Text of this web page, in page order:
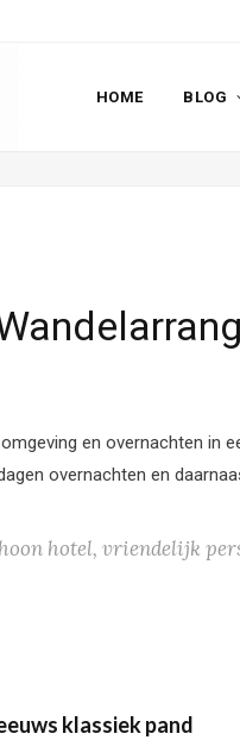
HOME BLOG
en overnachten in
overnachten en
hotel, vriendelijk
klassiek pand